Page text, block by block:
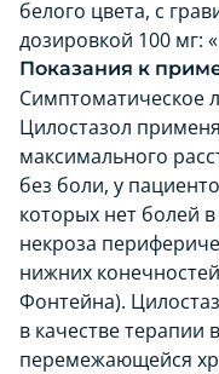
белого цвета, с
дозировкой 100 мг:
Показания к
Симптоматическое
Цилостазол
максимального
без боли, у
которых нет болей
некроза
нижних
Фонтейна).
в качестве терапии
перемежающейся